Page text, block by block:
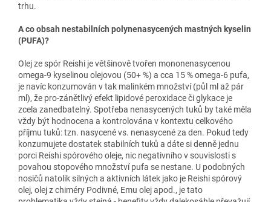
trhu.
A co obsah nestabilních polynenasycených mastných kyselin
(PUFA)?
Olej ze spór Reishi je většinově tvořen mononenasycenou
omega-9 kyselinou olejovou (50+ %) a cca 15 % omega-6 pufa,
je navíc konzumován v tak malinkém množství (půl ml až pár
ml), že pro-zánětlivý efekt lipidové peroxidace či glykace je
zcela zanedbatelný. Spotřeba nenasycených tuků by také měla
vždy být hodnocena a kontrolována v kontextu celkového
příjmu tuků: tzn. nasycené vs. nenasycené za den. Pokud tedy
konzumujete dostatek stabilních tuků a dáte si denně jednu
porci Reishi spórového oleje, nic negativního v souvislosti s
povahou stopového množství pufa se nestane. U podobných
nosičů natolik silných a aktivních látek jako je Reishi spórový
olej, olej z chiméry Podivné, Emu olej apod., je tato